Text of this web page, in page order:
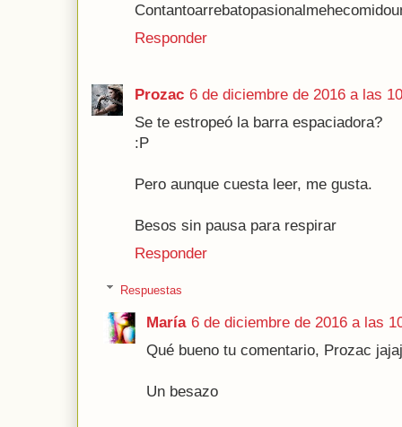
Responder
Prozac 6 de diciembre de 2016 a las
Se te estropeó la barra espaciadora?
:P
Pero aunque cuesta leer, me gusta.
Besos sin pausa para respirar
Responder
Respuestas
María 6 de diciembre de 2016 a las
Qué bueno tu comentario, Prozac
Un besazo